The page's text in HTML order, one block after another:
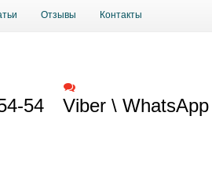
Отзывы Контакты
54 Viber \ WhatsApp